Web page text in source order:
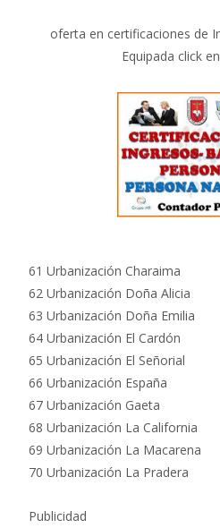
oferta en certificaciones de
Equipada click
61 Urbanización Charaima
62 Urbanización Doña Alicia
63 Urbanización Doña Emilia
64 Urbanización El Cardón
65 Urbanización El Señorial
66 Urbanización España
67 Urbanización Gaeta
68 Urbanización La California
69 Urbanización La Macarena
70 Urbanización La Pradera
Publicidad